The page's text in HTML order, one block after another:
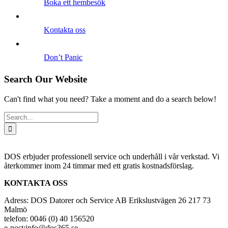
Boka ett hembesök
Kontakta oss
Don’t Panic
Search Our Website
Can't find what you need? Take a moment and do a search below!
Search
for:
DOS erbjuder professionell service och underhåll i vår verkstad. Vi
återkommer inom 24 timmar med ett gratis kostnadsförslag.
KONTAKTA OSS
Adress: DOS Datorer och Service AB Erikslustvägen 26 217 73
Malmö
telefon: 0046 (0) 40 156520